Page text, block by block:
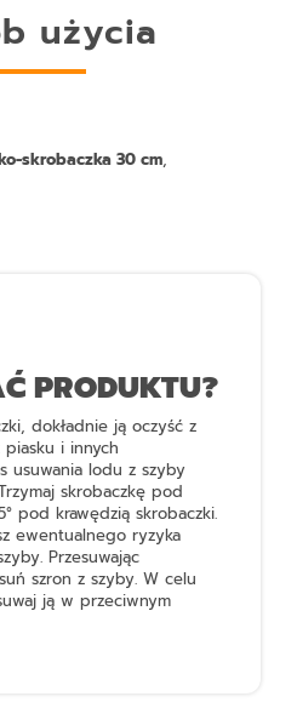
użycia
skrobaczka 30 cm,
PRODUKTU?
dokładnie ją oczyść z
i innych
usuwania lodu z szyby
skrobaczkę pod
pod krawędzią skrobaczki.
ewentualnego ryzyka
Przesuwając
szron z szyby. W celu
ją w przeciwnym